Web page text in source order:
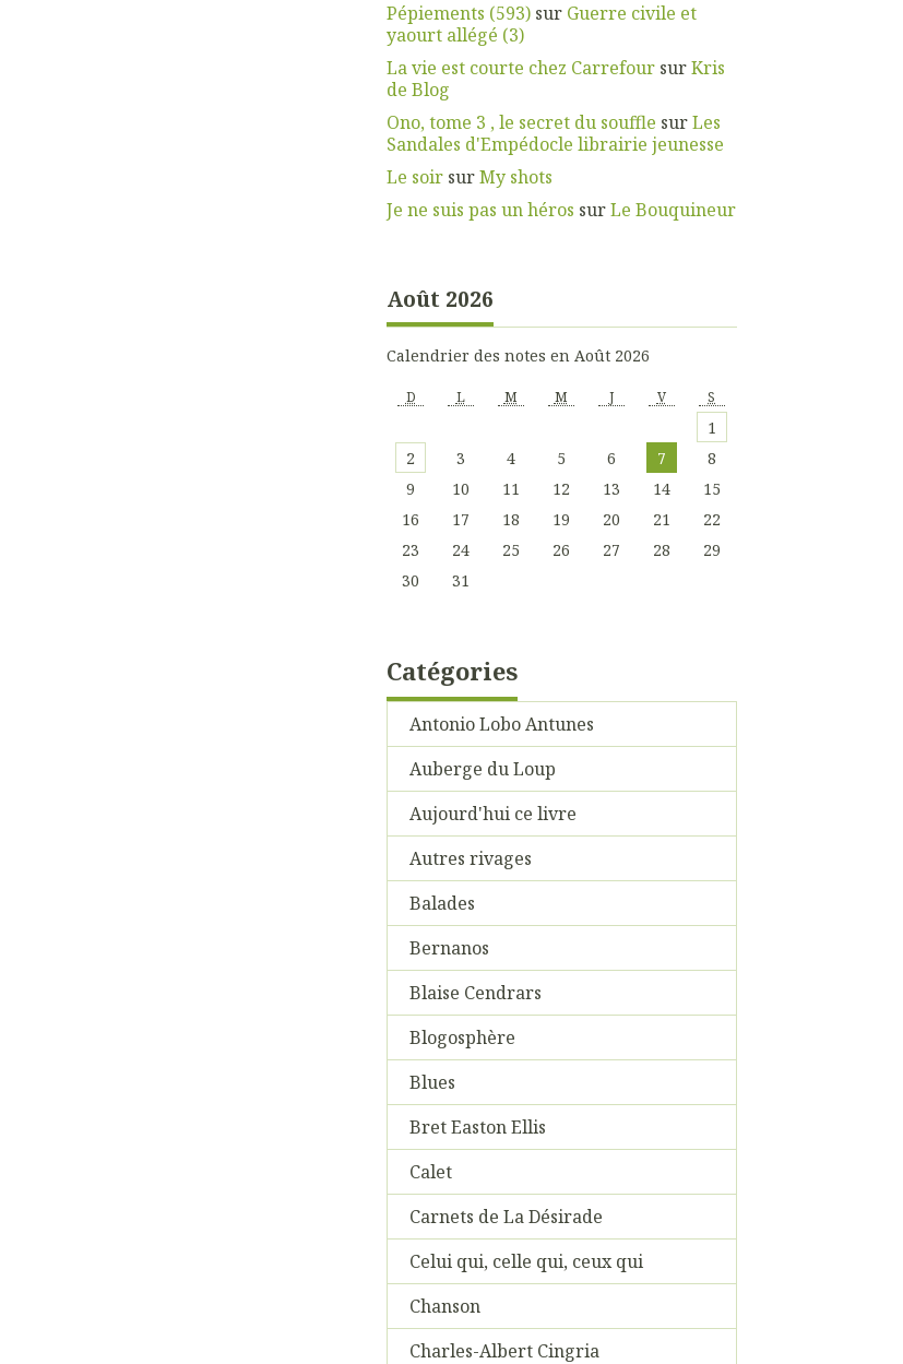
Pépiements (593)sur Guerre civile et
yaourt allégé (3)
La vie est courte chez CarrefoursurKris
de Blog
Ono, tome 3 , le secret du souffle surLes
Sandales d'Empédocle librairie jeunesse
Le soirsurMy shots
Je ne suis pas un héros surLe Bouquineur
Août 2026
Calendrier des notes en Août 2026
D L M M J V S
1
2
3 4 5 6 7
8
9
10 11 12 13 14
15
16
17 18 19 20 21
22
23
24 25 26 27 28
29
30
31
Catégories
Antonio Lobo Antunes
Auberge du Loup
Aujourd'hui ce livre
Autres rivages
Balades
Bernanos
Blaise Cendrars
Blogosphère
Blues
Bret Easton Ellis
Calet
Carnets de La Désirade
Celui qui, celle qui, ceux qui
Chanson
Charles-Albert Cingria